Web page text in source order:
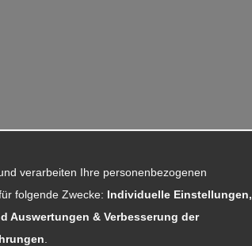
verarbeiten Ihre personenbezogenen
folgende Zwecke: Individuelle Einstellungen,
Auswertungen & Verbesserung der